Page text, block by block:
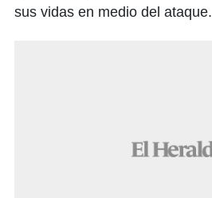
sus vidas en medio del ataque.